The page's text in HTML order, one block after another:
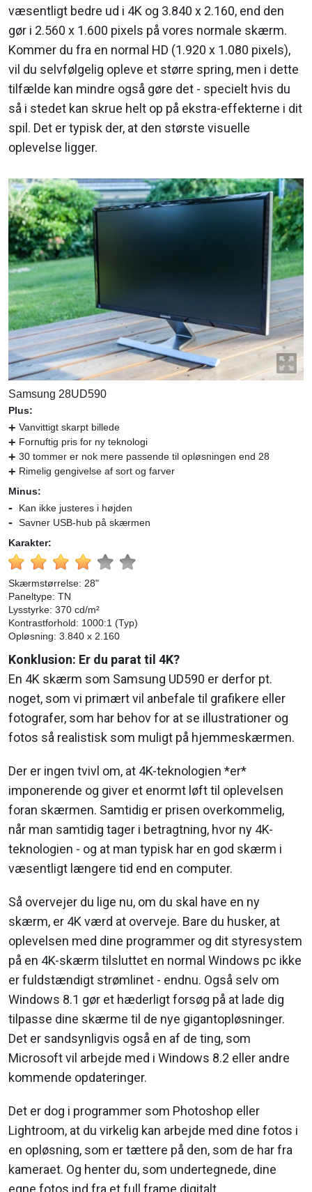
væsentligt bedre ud i 4K og 3.840 x 2.160, end den
gør i 2.560 x 1.600 pixels på vores normale skærm.
Kommer du fra en normal HD (1.920 x 1.080 pixels),
vil du selvfølgelig opleve et større spring, men i dette
tilfælde kan mindre også gøre det - specielt hvis du
så i stedet kan skrue helt op på ekstra-effekterne i dit
spil. Det er typisk der, at den største visuelle
oplevelse ligger.
Samsung 28UD590
Plus:
Vanvittigt skarpt billede
Fornuftig pris for ny teknologi
30 tommer er nok mere passende til opløsningen end 28
Rimelig gengivelse af sort og farver
Minus:
Kan ikke justeres i højden
Savner USB-hub på skærmen
Karakter:
Skærmstørrelse: 28"
Paneltype: TN
Lysstyrke: 370 cd/m²
Kontrastforhold: 1000:1 (Typ)
Opløsning: 3.840 x 2.160
Konklusion: Er du parat til 4K?
En 4K skærm som Samsung UD590 er derfor pt.
noget, som vi primært vil anbefale til grafikere eller
fotografer, som har behov for at se illustrationer og
fotos så realistisk som muligt på hjemmeskærmen.
Der er ingen tvivl om, at 4K-teknologien *er*
imponerende og giver et enormt løft til oplevelsen
foran skærmen. Samtidig er prisen overkommelig,
når man samtidig tager i betragtning, hvor ny 4K-
teknologien - og at man typisk har en god skærm i
væsentligt længere tid end en computer.
Så overvejer du lige nu, om du skal have en ny
skærm, er 4K værd at overveje. Bare du husker, at
oplevelsen med dine programmer og dit styresystem
på en 4K-skærm tilsluttet en normal Windows pc ikke
er fuldstændigt strømlinet - endnu. Også selv om
Windows 8.1 gør et hæderligt forsøg på at lade dig
tilpasse dine skærme til de nye gigantopløsninger.
Det er sandsynligvis også en af de ting, som
Microsoft vil arbejde med i Windows 8.2 eller andre
kommende opdateringer.
Det er dog i programmer som Photoshop eller
Lightroom, at du virkelig kan arbejde med dine fotos i
en opløsning, som er tættere på den, som de har fra
kameraet. Og henter du, som undertegnede, dine
egne fotos ind fra et full frame digitalt